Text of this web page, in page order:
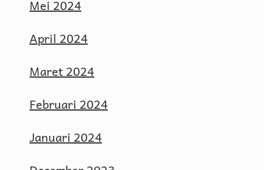
Mei 2024
April 2024
Maret 2024
Februari 2024
Januari 2024